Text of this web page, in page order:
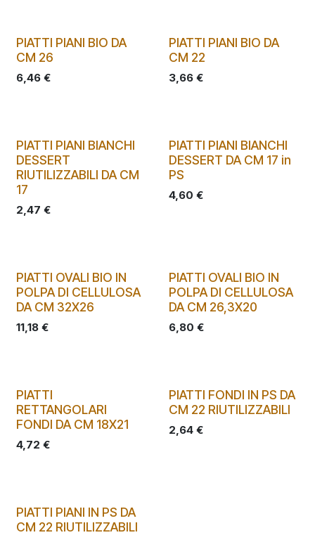
PIATTI PIANI BIO DA
CM 26
6,46 €
PIATTI PIANI BIO DA
CM 22
3,66€
PIATTI PIANI BIANCHI
DESSERT
RIUTILIZZABILI DA CM
17
2,47 €
PIATTI PIANI BIANCHI
DESSERT DA CM 17 in
PS
4,60 €
PIATTI OVALI BIO IN
POLPA DI CELLULOSA
DA CM 32X26
11,18 €
PIATTI OVALI BIO IN
POLPA DI CELLULOSA
DA CM 26,3X20
6,80 €
PIATTI
RETTANGOLARI
FONDI DA CM 18X21
4,72 €
PIATTI FONDI IN PS DA
CM 22 RIUTILIZZABILI
2,64€
PIATTI PIANI IN PS DA
CM 22 RIUTILIZZABILI